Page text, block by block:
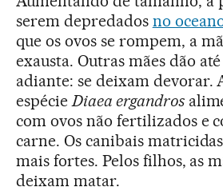
serem depredados no
que os ovos se rompem, a
exausta. Outras mães dão
adiante: se deixam devorar.
espécie Diaea ergandros
com ovos não fertilizados e
carne. Os canibais
mais fortes. Pelos filhos, as
deixam matar.